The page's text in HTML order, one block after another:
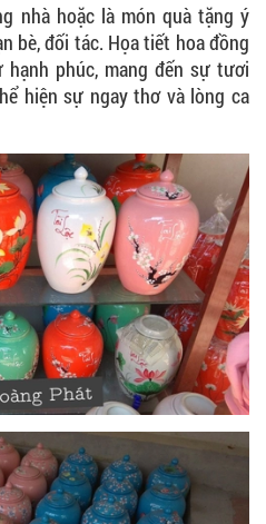
nhà hoặc là món quà tặng ý
bè, đối tác. Họa tiết hoa đồng
hạnh phúc, mang đến sự tươi
hiện sự ngay thơ và lòng ca